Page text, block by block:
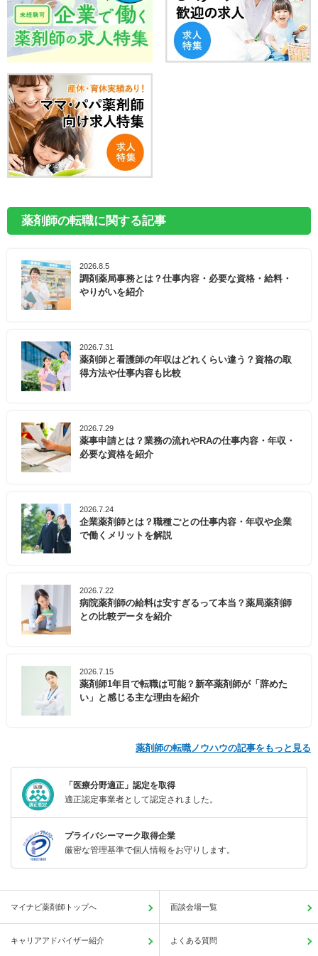
薬剤師の転職に関する記事
2026.8.5
調剤薬局事務とは？仕事内容・必要な資格・給料・
やりがいを紹介
2026.7.31
薬剤師と看護師の年収はどれくらい違う？資格の取
得方法や仕事内容も比較
2026.7.29
薬事申請とは？業務の流れやRAの仕事内容・年収・
必要な資格を紹介
2026.7.24
企業薬剤師とは？職種ごとの仕事内容・年収や企業
で働くメリットを解説
2026.7.22
病院薬剤師の給料は安すぎるって本当？薬局薬剤師
との比較データを紹介
2026.7.15
薬剤師1年目で転職は可能？新卒薬剤師が「辞めた
い」と感じる主な理由を紹介
薬剤師の転職ノウハウの記事をもっと見る
「医療分野適正」認定を取得
適正認定事業者として認定されました。
プライバシーマーク取得企業
厳密な管理基準で個人情報をお守りします。
マイナビ薬剤師トップへ 面談会場一覧
キャリアアドバイザー紹介 よくある質問